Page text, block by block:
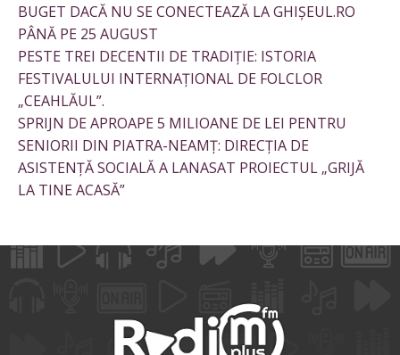
BUGET DACĂ NU SE CONECTEAZĂ LA GHIȘEUL.RO
PÂNĂ PE 25 AUGUST
PESTE TREI DECENTII DE TRADIȚIE: ISTORIA
FESTIVALULUI INTERNAȚIONAL DE FOLCLOR
„CEAHLĂUL”.
SPRIJN DE APROAPE 5 MILIOANE DE LEI PENTRU
SENIORII DIN PIATRA-NEAMȚ: DIRECȚIA DE
ASISTENȚĂ SOCIALĂ A LANASAT PROIECTUL „GRIJĂ
LA TINE ACASĂ”